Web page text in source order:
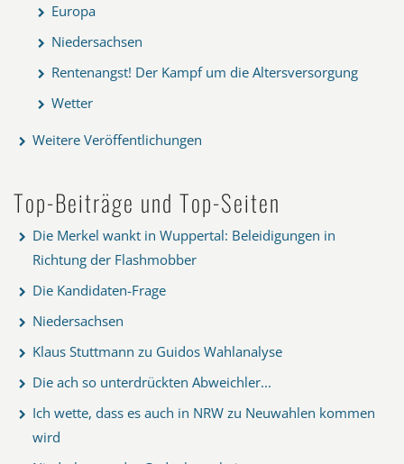
Europa
Niedersachsen
Rentenangst! Der Kampf um die Altersversorgung
Wetter
Weitere Veröffentlichungen
Top-Beiträge und Top-Seiten
Die Merkel wankt in Wuppertal: Beleidigungen in
Richtung der Flashmobber
Die Kandidaten-Frage
Niedersachsen
Klaus Stuttmann zu Guidos Wahlanalyse
Die ach so unterdrückten Abweichler...
Ich wette, dass es auch in NRW zu Neuwahlen kommen
wird